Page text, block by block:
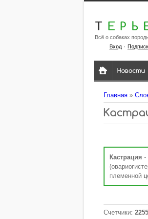
Т
Всё о собаках
Вход·
Новости
Главная »
Кастрация -
племенной
Счетчики: 2255